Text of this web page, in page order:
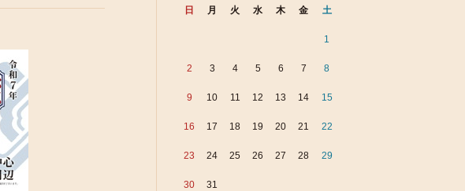
日 月 火 水 木 金 土
1
2 3 4 5 6 7 8
9 10 11 12 13 14 15
16 17 18 19 20 21 22
23 24 25 26 27 28 29
30 31